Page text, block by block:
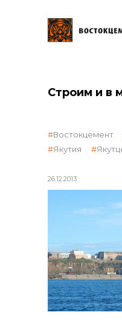
контакты
Строим и в
26.12.2013
Востокцемент
Якутия